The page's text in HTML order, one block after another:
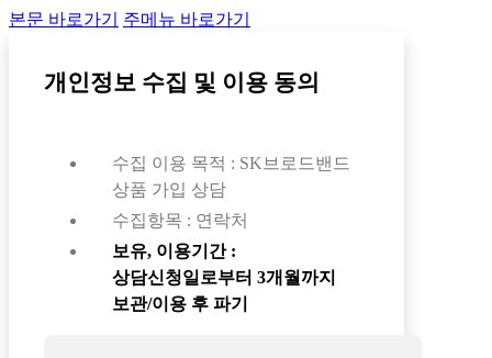
본문 바로가기 주메뉴 바로가기
개인정보 수집 및 이용 동의
수집 이용 목적 : SK브로드밴드
상품 가입 상담
수집항목 : 연락처
보유, 이용기간 :
상담신청일로부터 3개월까지
보관/이용 후 파기